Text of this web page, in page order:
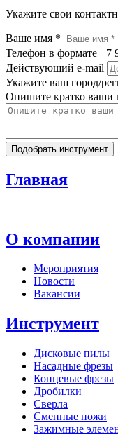
Укажите свои
Ваше имя *
Телефон в формате +7
Действующий e-mail
Укажите ваш город/
Опишите кратко ваши
Главная
О компании
Мероприятия
Новости
Вакансии
Инструмент
Дисковые пилы
Насадные фрезы
Концевые фрезы
Дробилки
Сверла
Сменные ножи
Зажимные